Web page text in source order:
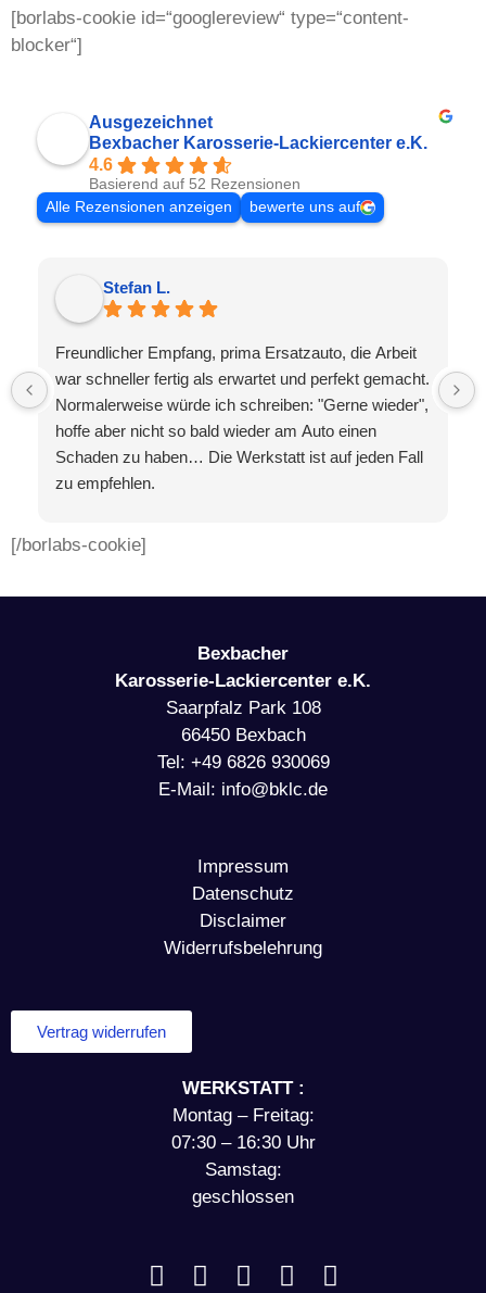
[borlabs-cookie id=“googlereview“ type=“content-
blocker“]
Ausgezeichnet
Bexbacher Karosserie-Lackiercenter e.K.
4.6
Basierend auf 52 Rezensionen
Alle Rezensionen anzeigen
bewerte uns auf
Stefan L.
Freundlicher Empfang, prima Ersatzauto, die Arbeit
war schneller fertig als erwartet und perfekt gemacht.
Normalerweise würde ich schreiben: "Gerne wieder",
hoffe aber nicht so bald wieder am Auto einen
Schaden zu haben… Die Werkstatt ist auf jeden Fall
zu empfehlen.
[/borlabs-cookie]
Bexbacher
Karosserie-Lackiercenter e.K.
Saarpfalz Park 108
66450 Bexbach
Tel: +49 6826 930069
E-Mail: info@bklc.de
Impressum
Datenschutz
Disclaimer
Widerrufsbelehrung
Vertrag widerrufen
WERKSTATT :
Montag – Freitag:
07:30 – 16:30 Uhr
Samstag:
geschlossen